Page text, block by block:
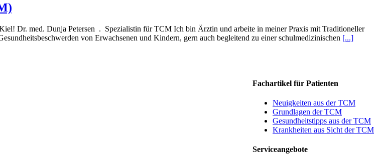
Dr. med. Dunja Petersen . Spezialistin für TCM Ich bin Ärztin und arbeite in meiner Praxis mit Traditioneller
von Erwachsenen und Kindern, gern auch begleitend zu einer schulmedizinischen [...]
Fachartikel für Patienten
Neuigkeiten aus der TCM
Grundlagen der TCM
Gesundheitstipps aus der TCM
Krankheiten aus Sicht der TCM
Serviceangebote